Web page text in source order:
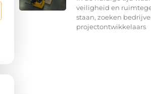
veiligheid en
staan, zoeken
projectontwikkelaars